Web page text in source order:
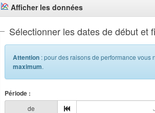
Afficher les données
Sélectionner les dates de début et
Attention : pour des raisons de performance
maximum.
Période :
de